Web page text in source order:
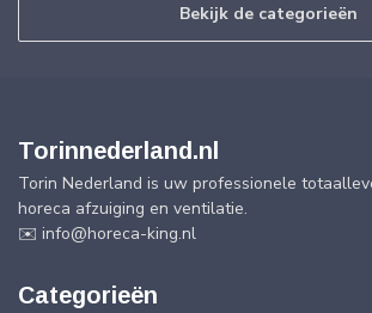
Bekijk de categorieën
Torinnederland.nl
Torin Nederland is uw professionele
horeca afzuiging en ventilatie.
✉️ info@horeca-king.nl
Categorieën